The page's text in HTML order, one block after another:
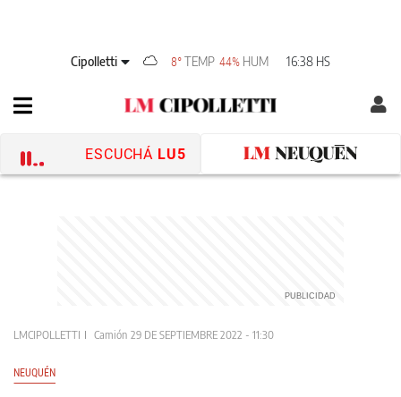
Cipolletti 8°TEMP 44% HUM 16:38 HS
ESCUCHÁ LU5
LMCIPOLLETTI Camión 29 DE SEPTIEMBRE 2022 - 11:30
NEUQUÉN